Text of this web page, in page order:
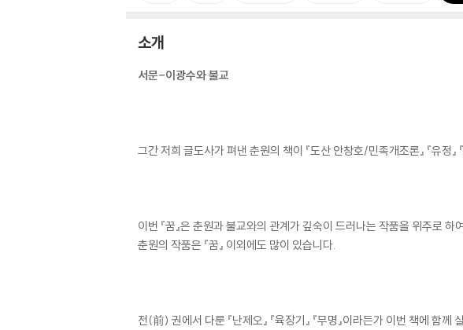
소개
서문-이광수와 불교
그간 저희 글도사가 펴낸 춘원의 책이 『도산 안창호/민족개조론』 『유정
이번 『꿈』은 춘원과 불교와의 관계가 깊숙이 드러나는 작품을 위주로
춘원의 작품은 『꿈』 이외에도 많이 있습니다.
전(前) 권에서 다룬 『난제오』 『육장기』 『무명』이라든가 이번 책에 함